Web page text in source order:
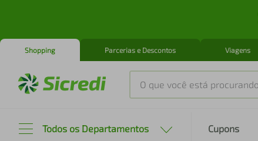
Shopping Parcerias e Descontos Viagens
O que você está procurando?
Todos os Departamentos Cupons